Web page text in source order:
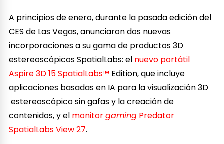
A principios de enero, durante la pasada edición del
CES de Las Vegas, anunciaron dos nuevas
incorporaciones a su gama de productos 3D
estereoscópicos SpatialLabs: el nuevo portátil
Aspire 3D 15 SpatialLabs™ Edition, que incluye
aplicaciones basadas en IA para la visualización 3D
estereoscópico sin gafas y la creación de
contenidos, y el monitorgaming Predator
SpatialLabs View 27.